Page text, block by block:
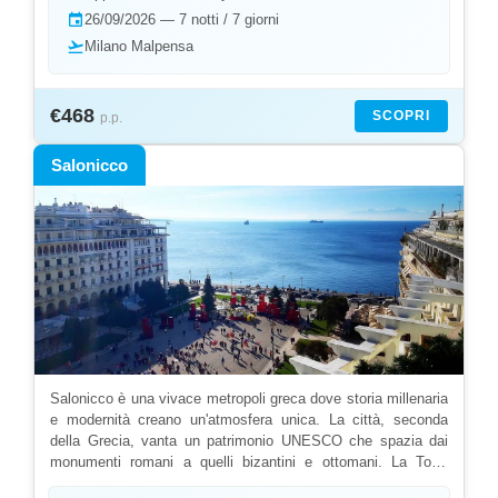
last minute per scoprire un'isola che unisce storia e mare.
L'isola vanta l'antica Acropoli di Lindos con vista mozzafiato
Kallithea . I villaggi dell'interno conservano l'arte della
ceramica. Il Monte Profitis Ilias regala panorami spettacolari.
Le tradizioni gastronomiche si scoprono nelle taverne
storiche. Con Yalla Yalla potrai vivere tutte queste
affascinanti esperienze mediterranee.
event26/09/2026 — 7 notti / 7 giorni
flight_takeoff Milano Malpensa
€468 p.p. SCOPRI
Salonicco
Salonicco è una vivace metropoli greca dove storia millenaria
e modernità creano un'atmosfera unica. La città, seconda
della Grecia, vanta un patrimonio UNESCO che spazia dai
monumenti romani a quelli bizantini e ottomani. La Torre